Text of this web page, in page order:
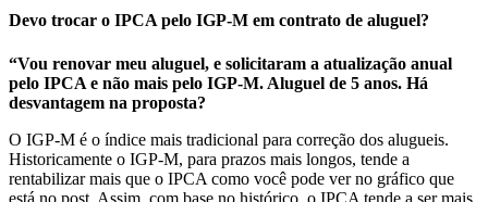
Devo trocar o IPCA pelo IGP-M em contrato de aluguel?
“Vou renovar meu aluguel, e solicitaram a atualização anual
pelo IPCA e não mais pelo IGP-M. Aluguel de 5 anos. Há
desvantagem na proposta?
O IGP-M é o índice mais tradicional para correção dos alugueis.
Historicamente o IGP-M, para prazos mais longos, tende a
rentabilizar mais que o IPCA como você pode ver no gráfico que
está no post. Assim, com base no histórico, o IPCA tende a ser mais